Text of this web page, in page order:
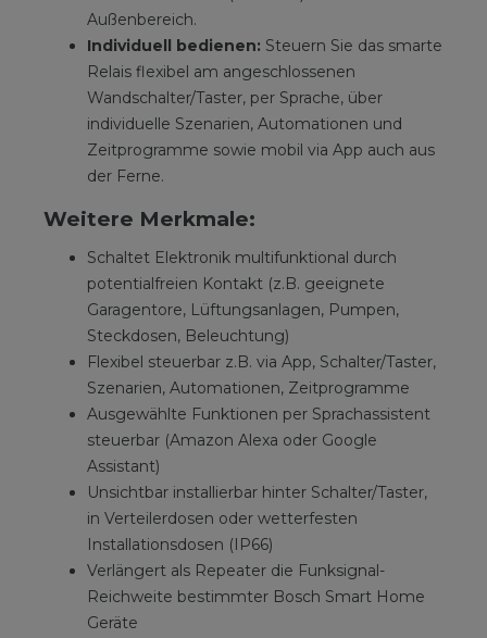
Außenbereich.
Individuell bedienen: Steuern Sie das smarte
Relais flexibel am angeschlossenen
Wandschalter/Taster, per Sprache, über
individuelle Szenarien, Automationen und
Zeitprogramme sowie mobil via App auch aus
der Ferne.
Weitere Merkmale:
Schaltet Elektronik multifunktional durch
potentialfreien Kontakt (z.B. geeignete
Garagentore, Lüftungsanlagen, Pumpen,
Steckdosen, Beleuchtung)
Flexibel steuerbar z.B. via App, Schalter/Taster,
Szenarien, Automationen, Zeitprogramme
Ausgewählte Funktionen per Sprachassistent
steuerbar (Amazon Alexa oder Google
Assistant)
Unsichtbar installierbar hinter Schalter/Taster,
in Verteilerdosen oder wetterfesten
Installationsdosen (IP66)
Verlängert als Repeater die Funksignal-
Reichweite bestimmter Bosch Smart Home
Geräte